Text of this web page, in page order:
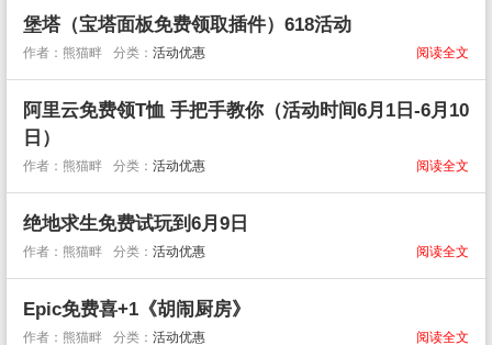
堡塔（宝塔面板免费领取插件）618活动
阅读全文
作者：熊猫畔 分类： 活动优惠
阿里云免费领T恤 手把手教你（活动时间6月1日-6月10
日）
阅读全文
作者：熊猫畔 分类： 活动优惠
绝地求生免费试玩到6月9日
阅读全文
作者：熊猫畔 分类： 活动优惠
Epic免费喜+1《胡闹厨房》
阅读全文
作者：熊猫畔 分类： 活动优惠